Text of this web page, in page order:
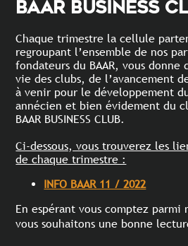
BAAR BUSINESS
Chaque trimestre la cellule
regroupant l’ensemble de nos
fondateurs du BAAR, vous donne
vie des clubs, de l’avancement
à venir pour le développement
annécien et bien évidement du
BAAR BUSINESS CLUB.
Ci-dessous, vous trouverez les
de chaque trimestre :
INFO BAAR 11 / 2022
En espérant vous comptez parmi
vous souhaitons une bonne